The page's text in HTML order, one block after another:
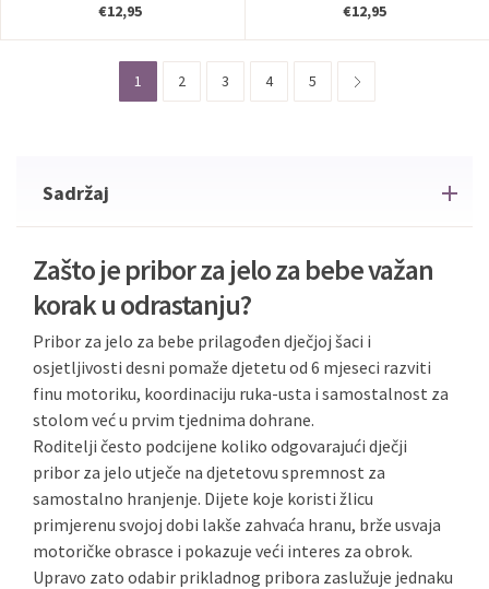
€12,95
€12,95
1 2 3 4 5
Sadržaj
Zašto je pribor za jelo za bebe važan
korak u odrastanju?
Pribor za jelo za bebe prilagođen dječjoj šaci i
osjetljivosti desni pomaže djetetu od 6 mjeseci razviti
finu motoriku, koordinaciju ruka-usta i samostalnost za
stolom već u prvim tjednima dohrane.
Roditelji često podcijene koliko odgovarajući dječji
pribor za jelo utječe na djetetovu spremnost za
samostalno hranjenje. Dijete koje koristi žlicu
primjerenu svojoj dobi lakše zahvaća hranu, brže usvaja
motoričke obrasce i pokazuje veći interes za obrok.
Upravo zato odabir prikladnog pribora zaslužuje jednaku